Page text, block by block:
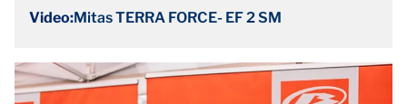
Video:Mitas TERRA FORCE- EF 2 SM